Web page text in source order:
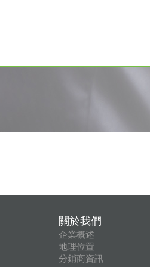
關於我們
企業概述
地理位置
分銷商資訊